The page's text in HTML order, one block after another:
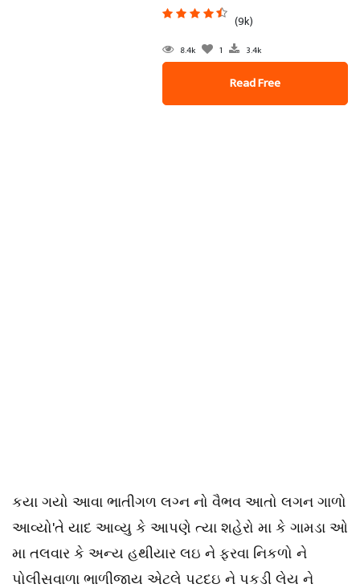
(9k)
8.4k 1 3.4k
Read Free
કયા ગયો આવા ભાતીગળ લગ્ન નો વૈભવ આતો લગન ગાળો
આવ્યો'તે યાદ આવ્યુ કે આપણે ત્યા શહેરો મા કે ગામડા ઓ
મા તલવાર કે અન્ય હથીયાર લઇ ને ફરવા નિકળો ને
પોલીસવાળા ભાળીજાય એટલે પટદઇ ને પકડી લેય ને